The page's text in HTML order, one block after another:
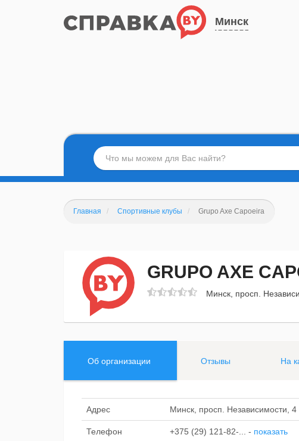
Минск
Главная Спортивные клубы Grupo Axe Capoeira
GRUPO AXE
Минск, просп.
Об организации Отзывы На
Адрес Минск, просп. Независимости, 4
Телефон +375 (29) 121-82-... - показать